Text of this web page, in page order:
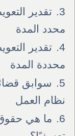
3.
تقدير
محدد المدة
4.
تقدير
محددة المدة
5.
نظام العمل
6.
ما هي